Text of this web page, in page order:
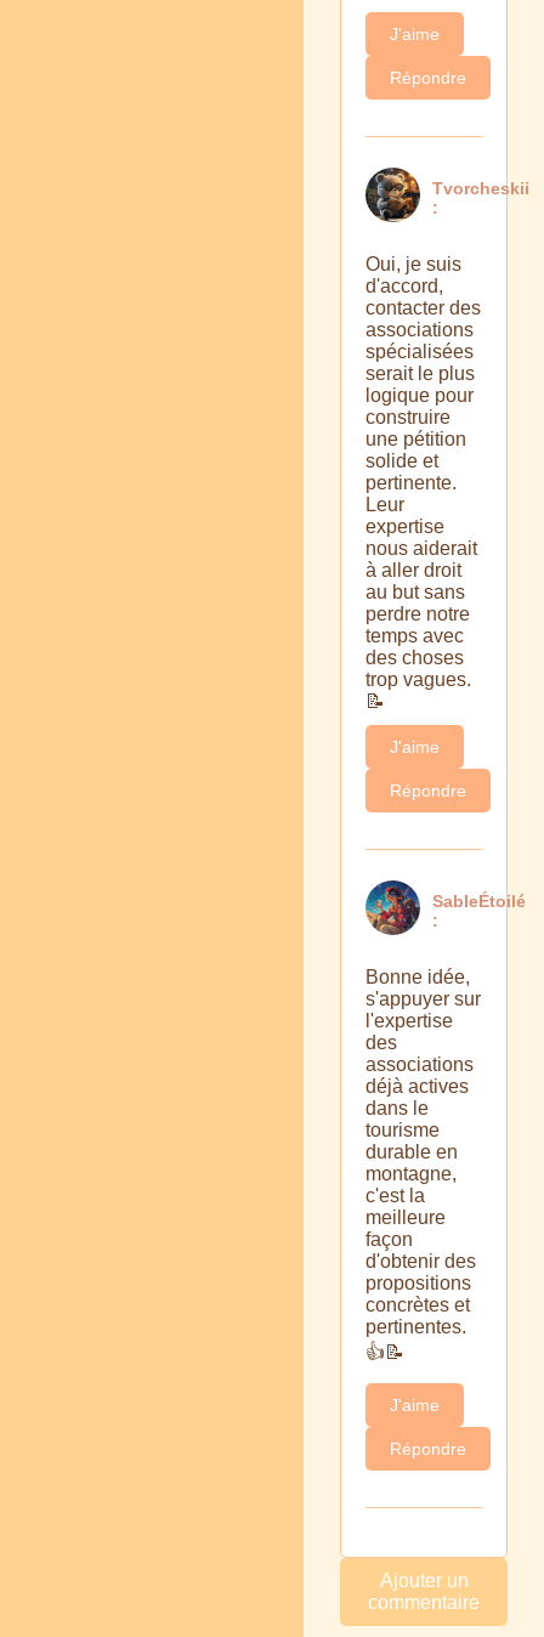
J'aime
Répondre
Tvorcheskii
:
Oui, je suis
d'accord,
contacter des
associations
spécialisées
serait le plus
logique pour
construire
une pétition
solide et
pertinente.
Leur
expertise
nous aiderait
à aller droit
au but sans
perdre notre
temps avec
des choses
trop vagues.
📝
J'aime
Répondre
SableÉtoilé
:
Bonne idée,
s'appuyer sur
l'expertise
des
associations
déjà actives
dans le
tourisme
durable en
montagne,
c'est la
meilleure
façon
d'obtenir des
propositions
concrètes et
pertinentes.
👍📝
J'aime
Répondre
Ajouter un
commentaire